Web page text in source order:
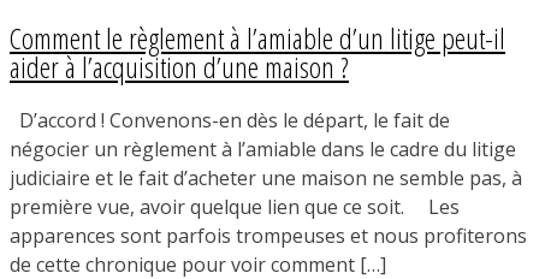
Comment le règlement à l’amiable d’un litige peut-il
aider à l’acquisition d’une maison ?
D’accord ! Convenons-en dès le départ, le fait de
négocier un règlement à l’amiable dans le cadre du litige
judiciaire et le fait d’acheter une maison ne semble pas, à
première vue, avoir quelque lien que ce soit. Les
apparences sont parfois trompeuses et nous profiterons
de cette chronique pour voir comment […]